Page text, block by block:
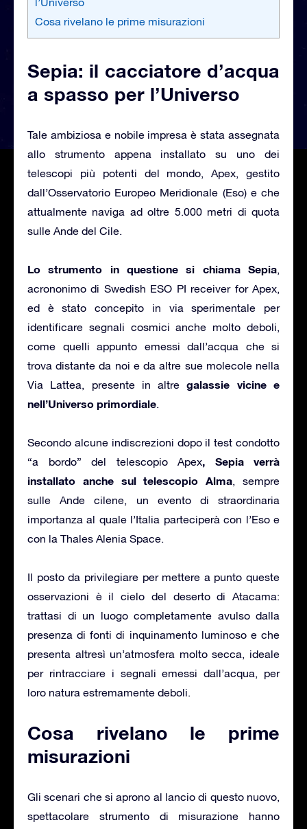
Cosa rivelano le prime misurazioni
Sepia: il cacciatore d’acqua
a spasso per l’Universo
Tale ambiziosa e nobile impresa è stata assegnata
allo strumento appena installato su uno dei
telescopi più potenti del mondo, Apex, gestito
dall’Osservatorio Europeo Meridionale (Eso) e che
attualmente naviga ad oltre 5.000 metri di quota
sulle Ande del Cile.
Lo strumento in questione si chiama Sepia,
acrononimo di Swedish ESO PI receiver for Apex,
ed è stato concepito in via sperimentale per
identificare segnali cosmici anche molto deboli,
come quelli appunto emessi dall’acqua che si
trova distante da noi e da altre sue molecole nella
Via Lattea, presente in altregalassie vicine e
nell’Universo primordiale.
Secondo alcune indiscrezioni dopo il test condotto
“a bordo” del telescopio Apex, Sepia verrà
installato anche sul telescopio Alma, sempre
sulle Ande cilene, un evento di straordinaria
importanza al quale l’Italia parteciperà con l’Eso e
con la Thales Alenia Space.
Il posto da privilegiare per mettere a punto queste
osservazioni è il cielo del deserto di Atacama:
trattasi di un luogo completamente avulso dalla
presenza di fonti di inquinamento luminoso e che
presenta altresì un’atmosfera molto secca, ideale
per rintracciare i segnali emessi dall’acqua, per
loro natura estremamente deboli.
Cosa rivelano le prime
misurazioni
Gli scenari che si aprono al lancio di questo nuovo,
spettacolare strumento di misurazione hanno